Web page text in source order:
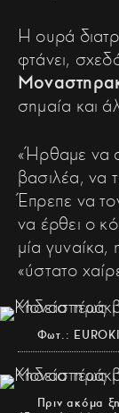
Η ουρά
φτάνει,
σημαία και
«Ήρθαμε να
βασιλέα, να
Έπρεπε να
να έρθει ο
μία γυναίκα,
«ύστατο
Φωτ.:
Πριν ακόμα